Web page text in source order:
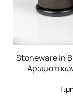
Stoneware in